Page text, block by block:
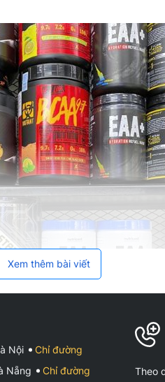
Xem thêm bài viết
Nội
Chỉ đường
Nẵng
Chỉ đường Theo